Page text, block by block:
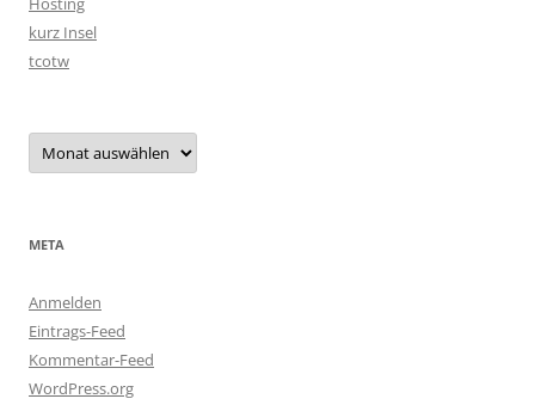
kurz Insel
tcotw
Archiv
META
Anmelden
Eintrags-Feed
Kommentar-Feed
WordPress.org